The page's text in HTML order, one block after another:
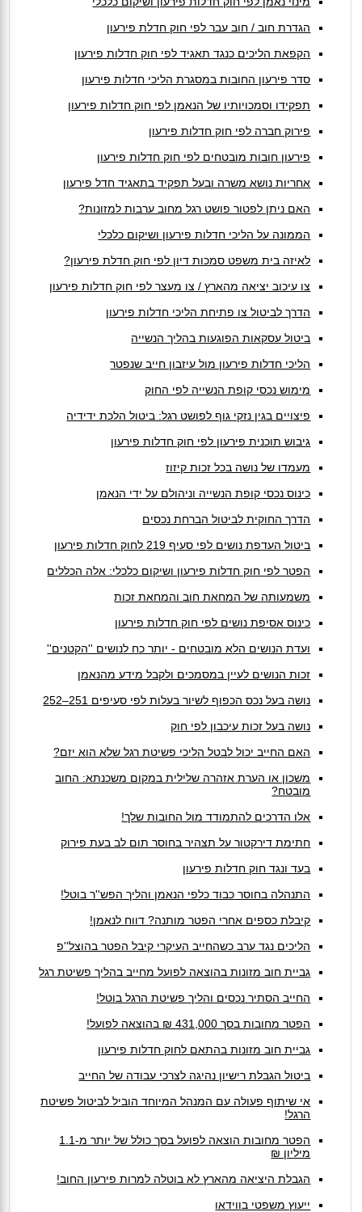
הגדרת חוב / חוב עבר לפי חוק חדלת פירעון
הקפאת הליכים כנגד תאגיד לפי חוק חדלות פירעון
סדר פירעון החובות במסגרת הליכי חדלות פירעון
תפקידו וסמכויותיו של הנאמן לפי חוק חדלות פירעון
פירוק חברה לפי חוק חדלות פירעון
פירעון חובות מובטחים לפי חוק חדלות פירעון
אחריות נושא משרה ובעל תפקיד בתאגיד חדל פירעון
האם ניתן לפטור פושט רגל מחוב ערבות למזונות?
הממונה על הליכי חדלות פירעון ושיקום כלכלי
לאיזה בית משפט סמכות דיון לפי חוק חדלת פירעון?
צו עיכוב יציאה מהארץ / צו מעצר לפי חוק חדלות פירעון
הדרך לביטול צו פתיחת הליכי חדלות פירעון
ביטול עסקאות הפוגעות בהליך הנשייה
הליכי חדלות פירעון מול עיזבון חייב שנפטר
מימוש נכסי קופת הנשייה לפי החוק
פיצויים בגין נזקי גוף לפושט רגל: ביטול הלכת ידידיה
גיבוש תוכנית פירעון לפי חוק חדלות פירעון
מעמדו של נושה בכל זכות קיזוז
כינוס נכסי קופת הנשייה וניהולם על ידי הנאמן
הדרך החוקית לביטול הברחת נכסים
ביטול העדפת נושים לפי סעיף 219 לחוק חדלות פירעון
הפטר לפי חוק חדלות פירעון ושיקום כלכלי: אלה הכללים
משמעותה של המחאת חוב והמחאת זכות
כינוס אסיפת נושים לפי חוק חדלות פירעון
ועדת הנושים הלא מובטחים - יותר כח לנושים ''הקטנים''
זכות הנושים לעיין במסמכים ולקבל מידע מהנאמן
נושה בעל נכס הכפוף לשיור בעלות לפי סעיפים 251–252
נושה בעל זכות עיכבון לפי חוק
האם החייב יכול לבטל הליכי פשיטת רגל שלא הוא יזם?
משכון או הערת אזהרה שלילית במקום משכנתא: החוב
מובטח?
אלו הדרכים להתמודד מול החובות שלך!
חתימת דירקטור על תצהיר בחוסר תום לב בעת פירוק
בעד ונגד חוק חדלות פירעון
התנהלה בחוסר כבוד כלפי הנאמן והליך הפש''ר בוטל!
קיבלת כספים אחרי הפטר מותנה? דווח לנאמן!
הליכים נגד ערב כשהחייב העיקרי קיבל הפטר בהוצל''פ
גביית חוב מזונות בהוצאה לפועל מחייב בהליך פשיטת רגל
החייב הסתיר נכסים והליך פשיטת הרגל בוטל!
הפטר מחובות בסך 431,000 ₪ בהוצאה לפועל!
גביית חוב מזונות בהתאם לחוק חדלות פירעון
ביטול הגבלת רישיון נהיגה לצרכי עבודה של החייב
אי שיתוף פעולה עם המנהל המיוחד הוביל לביטול פשיטת
הרגל!
הפטר מחובות הוצאה לפועל בסך כולל של יותר מ-1.1
מיליון ₪
הגבלת היציאה מהארץ לא בוטלה למרות פירעון החוב!
ייעוץ משפטי בווידאו